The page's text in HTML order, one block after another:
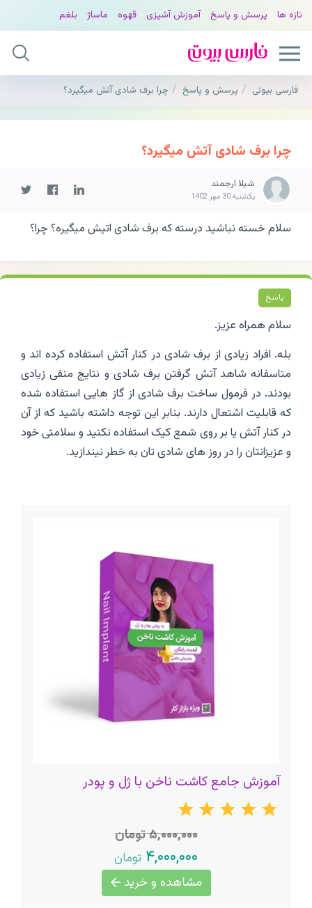
تازه ها پرسش و پاسخ آموزش آشپزی قهوه ماساژ بلغم
فارسی بیوتی پرسش و پاسخ چرا برف شادی آتش میگیرد؟
چرا برف شادی آتش میگیرد؟
شیلا ارجمند
یکشنبه 30 مهر 1402
سلام خسته نباشید درسته که برف شادی اتیش میگیره؟ چرا؟
پاسخ
سلام همراه عزیز.
بله. افراد زیادی از برف شادی در کنار آتش استفاده کرده اند و
متاسفانه شاهد آتش گرفتن برف شادی و نتایج منفی زیادی
بودند. در فرمول ساخت برف شادی از گاز هایی استفاده شده
که قابلیت اشتعال دارند. بنابر این توجه داشته باشید که از آن
در کنار آتش یا بر روی شمع کیک استفاده نکنید و سلامتی خود
و عزیزانتان را در روز های شادی تان به خطر نیندازید.
آموزش جامع کاشت ناخن با ژل و پودر
۵,۰۰۰,۰۰۰ تومان
۴,۰۰۰,۰۰۰ تومان
مشاهده و خرید